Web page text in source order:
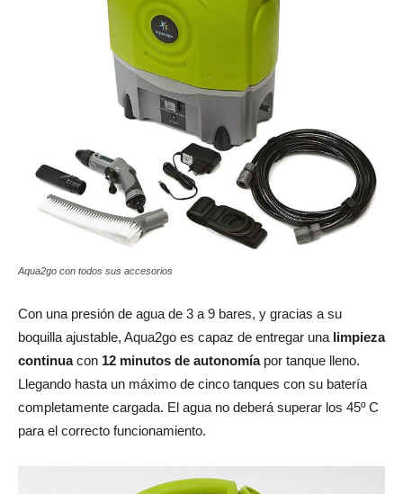
Aqua2go con todos sus accesorios
Con una presión de agua de 3 a 9 bares, y gracias a su
boquilla ajustable, Aqua2go es capaz de entregar una limpieza
continuacon 12 minutos de autonomíapor tanque lleno.
Llegando hasta un máximo de cinco tanques con su batería
completamente cargada. El agua no deberá superar los 45º C
para el correcto funcionamiento.